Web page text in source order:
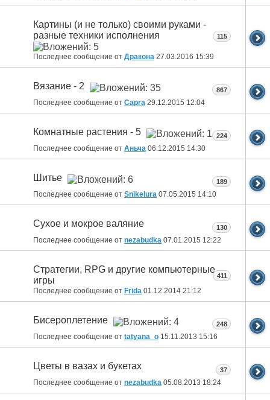
Картины (и не только) своими руками -
разные техники исполнения
Последнее сообщение от Дракона 27.03.2016 15:39
115
Вязание - 2
Последнее сообщение от Capra 29.12.2015 12:04
867
Комнатные растения - 5
Последнее сообщение от Аньча 06.12.2015 14:30
224
Шитье
Последнее сообщение от Snikelura 07.05.2015 14:10
189
Сухое и мокрое валяние
Последнее сообщение от nezabudka 07.01.2015 12:22
130
Стратегии, RPG и другие компьютерные
игры
Последнее сообщение от Fridа 01.12.2014 21:12
411
Бисероплетение
Последнее сообщение от tatyana_o 15.11.2013 15:16
248
Цветы в вазах и букетах
Последнее сообщение от nezabudka 05.08.2013 18:24
37